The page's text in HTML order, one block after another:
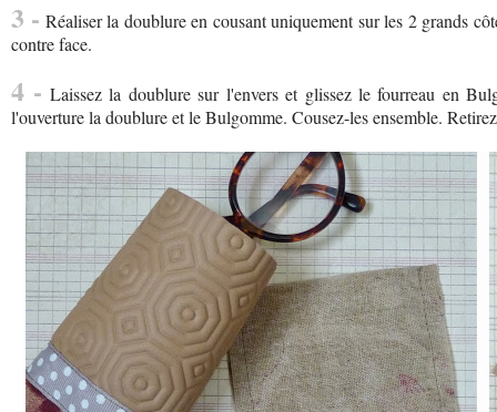
3 - Réaliser la doublure en cousant uniquement sur les 2 grands
contre face.
4 - Laissez la doublure sur l'envers et glissez le fourreau en
l'ouverture la doublure et le Bulgomme. Cousez-les ensemble.